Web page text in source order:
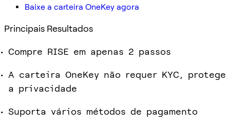
Baixe a carteira OneKey agora
Principais Resultados
Compre RISE em apenas 2 passos
A carteira OneKey não requer KYC, protege
a privacidade
Suporta vários métodos de pagamento